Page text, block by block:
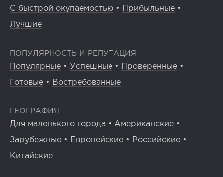
С быстрой окупаемостью • Прибыльные •
Лучшие
ПОПУЛЯРНОСТЬ И РЕПУТАЦИЯ
Популярные • Успешные • Проверенные •
Готовые • Востребованные
ГЕОГРАФИЯ
Для маленького города • Американские •
Зарубежные • Европейские • Российские •
Китайские